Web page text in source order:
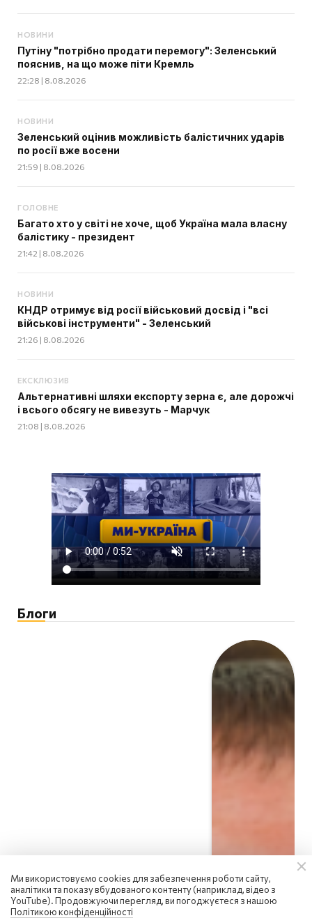
НОВИНИ
Путіну "потрібно продати перемогу": Зеленський
пояснив, на що може піти Кремль
22:28 | 8.08.2026
НОВИНИ
Зеленський оцінив можливість балістичних ударів
по росії вже восени
21:59 | 8.08.2026
ГОЛОВНЕ
Багато хто у світі не хоче, щоб Україна мала власну
балістику - президент
21:42 | 8.08.2026
НОВИНИ
КНДР отримує від росії військовий досвід і "всі
військові інструменти" - Зеленський
21:26 | 8.08.2026
ЕКСКЛЮЗИВ
Альтернативні шляхи експорту зерна є, але дорожчі
і всього обсягу не вивезуть - Марчук
21:08 | 8.08.2026
Блоги
Ми використовуємо cookies для забезпечення роботи сайту,
аналітики та показу вбудованого контенту (наприклад, відео з
YouTube). Продовжуючи перегляд, ви погоджуєтеся з нашою
Політикою конфіденційності